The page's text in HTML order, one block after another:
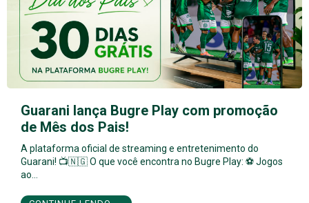
Guarani lança Bugre Play com promoção
de Mês dos Pais!
A plataforma oficial de streaming e entretenimento do
Guarani! 📺🇳🇬 O que você encontra no Bugre Play: ⚽ Jogos
ao…